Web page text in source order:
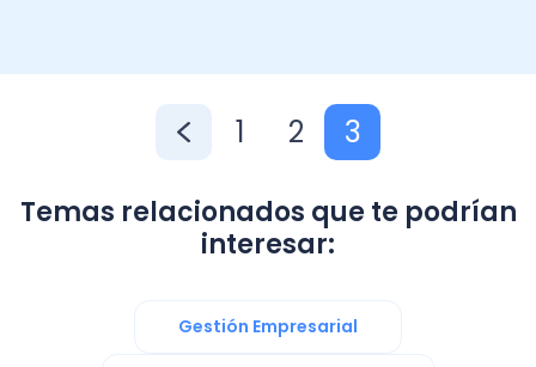
1 2 3
Temas relacionados que te podrían
interesar:
Gestión Empresarial